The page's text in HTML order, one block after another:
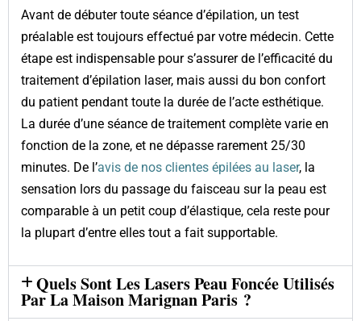
Avant de débuter toute séance d’épilation, un test
préalable est toujours effectué par votre médecin. Cette
étape est indispensable pour s’assurer de l’efficacité du
traitement d’épilation laser, mais aussi du bon confort
du patient pendant toute la durée de l’acte esthétique.
La durée d’une séance de traitement complète varie en
fonction de la zone, et ne dépasse rarement 25/30
minutes. De l’avis de nos clientes épilées au laser, la
sensation lors du passage du faisceau sur la peau est
comparable à un petit coup d’élastique, cela reste pour
la plupart d’entre elles tout a fait supportable.
Quels Sont Les Lasers Peau Foncée Utilisés
Par La Maison Marignan Paris ?